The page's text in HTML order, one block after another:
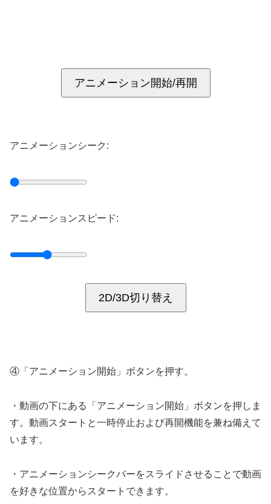
アニメーション開始/再開
アニメーションシーク:
アニメーションスピード:
2D/3D切り替え
④「アニメーション開始」ボタンを押す。
・動画の下にある「アニメーション開始」ボタンを押しま
す。動画スタートと一時停止および再開機能を兼ね備えて
います。
・アニメーションシークバーをスライドさせることで動画
を好きな位置からスタートできます。